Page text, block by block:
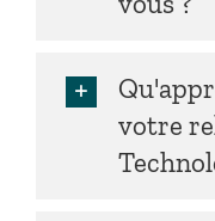
votre